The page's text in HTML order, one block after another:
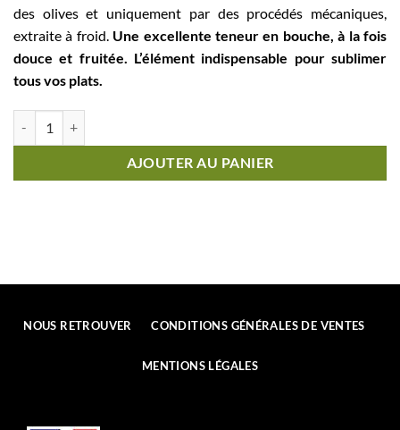
des olives et uniquement par des procédés mécaniques,
extraite à froid. Une excellente teneur en bouche, à la fois
douce et fruitée. L’élément indispensable pour sublimer
tous vos plats.
AJOUTER AU PANIER
NOUS RETROUVER CONDITIONS GÉNÉRALES DE VENTES
MENTIONS LÉGALES